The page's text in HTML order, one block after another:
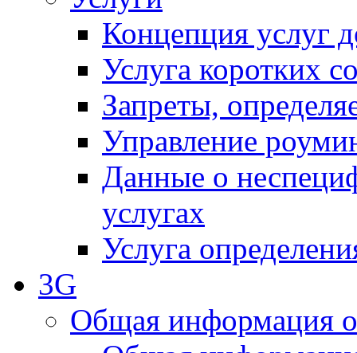
Концепция услуг
Услуга коротких
Запреты,
Управление
Данные о
услугах
Услуга
3G
Общая информация